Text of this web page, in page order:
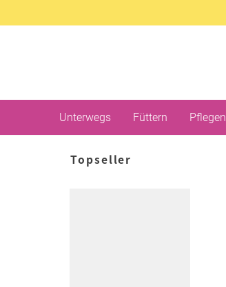
Unterwegs Füttern Pflegen
Topseller